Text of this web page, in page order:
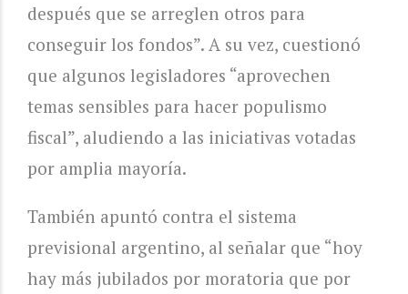
después que se arreglen otros para
conseguir los fondos”. A su vez, cuestionó
que algunos legisladores “aprovechen
temas sensibles para hacer populismo
fiscal”, aludiendo a las iniciativas votadas
por amplia mayoría.
También apuntó contra el sistema
previsional argentino, al señalar que “hoy
hay más jubilados por moratoria que por